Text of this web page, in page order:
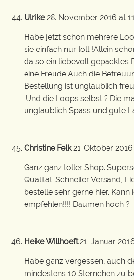
Ulrike28. November 2016 at
Habe jetzt schon mehrere
sie einfach nur toll !Allein
da so ein liebevoll gepacktes
eine Freude.Auch die
Bestellung ist unglaublich
.Und die Loops selbst ? Die
unglaublich Spass und gute
Christine Felk21. Oktober 2016
Ganz ganz toller Shop.
Qualität. Schneller Versand,
bestelle sehr gerne hier. Kann
empfehlen!!!! Daumen hoch ?
Heike Willhoeft21. Januar
Habe ganz vergessen, auch
mindestens 10 Sternchen zu